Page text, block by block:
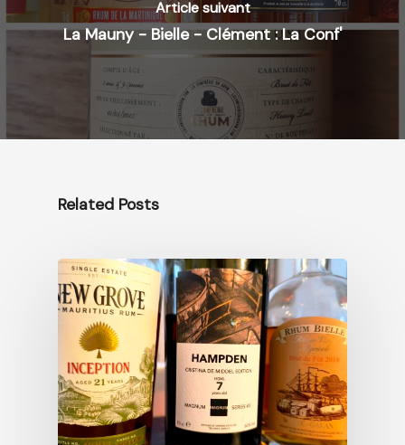
Article suivant
La Mauny - Bielle - Clément : La Conf'
Related Posts